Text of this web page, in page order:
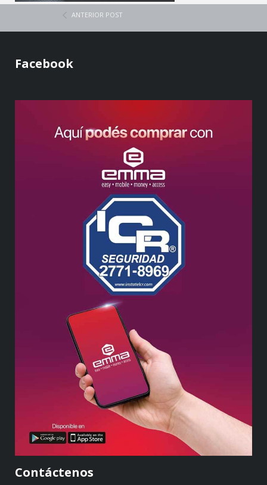
ANTERIOR POST
Facebook
Contáctenos